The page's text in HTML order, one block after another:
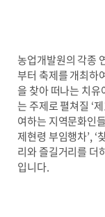
농업개발원의 각종
부터 축제를 개최하
을 찾아 떠나는 치
는 주제로 펼쳐질 ‘
여하는 지역문화인
제현령 부임행차’, ‘
리와 즐길거리를 더
입니다.